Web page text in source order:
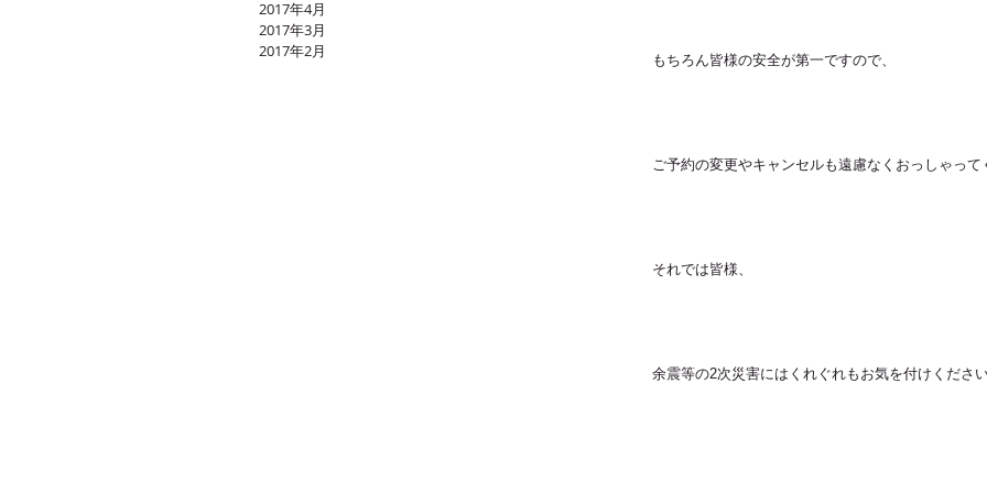
2017年4月
2017年3月
2017年2月
もちろん皆様の安全が第一ですので、
ご予約の変更やキャンセルも遠慮なくおっしゃって
それでは皆様、
余震等の2次災害にはくれぐれもお気を付けください